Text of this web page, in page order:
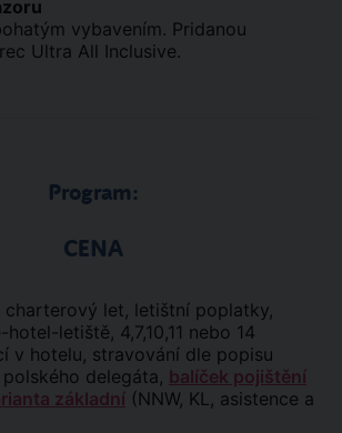
vybavením. Pridanou
Ultra All Inclusive.
Program:
CENA
charterový let, letištní poplatky,
letiště, 4,7,10,11 nebo 14
v hotelu, stravování dle popisu
delegáta, balíček pojištění
základní (NNW, KL, asistence a